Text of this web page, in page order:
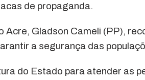
de propaganda.
Acre, Gladson Cameli (PP),
a segurança das
do Estado para atender as